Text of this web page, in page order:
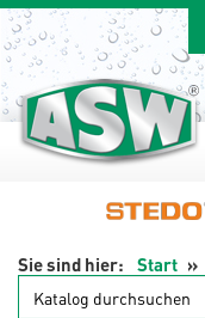
Zum
Inhalt
springen
Start
Katalog
durchsuchen